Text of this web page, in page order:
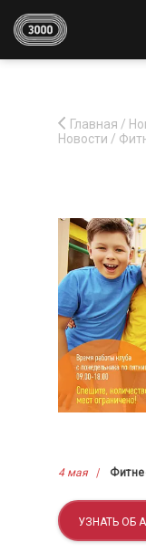
Главная /
Новости /
4 мая
УЗНАТЬ ОБ